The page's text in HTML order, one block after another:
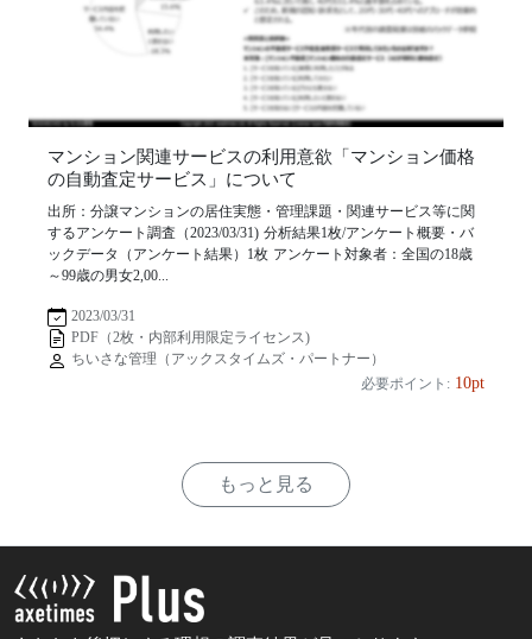
マンション関連サービスの利用意欲「マンション価格
の自動査定サービス」について
出所：分譲マンションの居住実態・管理課題・関連サービス等に関
するアンケート調査（2023/03/31) 分析結果1枚/アンケート概要・バ
ックデータ（アンケート結果）1枚 アンケート対象者：全国の18歳
～99歳の男女2,00...
2023/03/31
PDF（2枚・内部利用限定ライセンス)
ちいさな管理（アックスタイムズ・パートナー）
必要ポイント: 10pt
もっと見る